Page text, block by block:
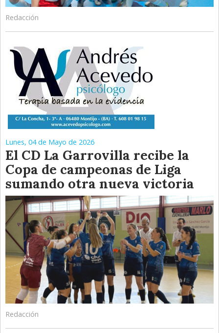
Redacción
Lunes, 04 de Mayo de 2026
El CD La Garrovilla recibe la
Copa de campeonas de Liga
sumando otra nueva victoria
Redacción